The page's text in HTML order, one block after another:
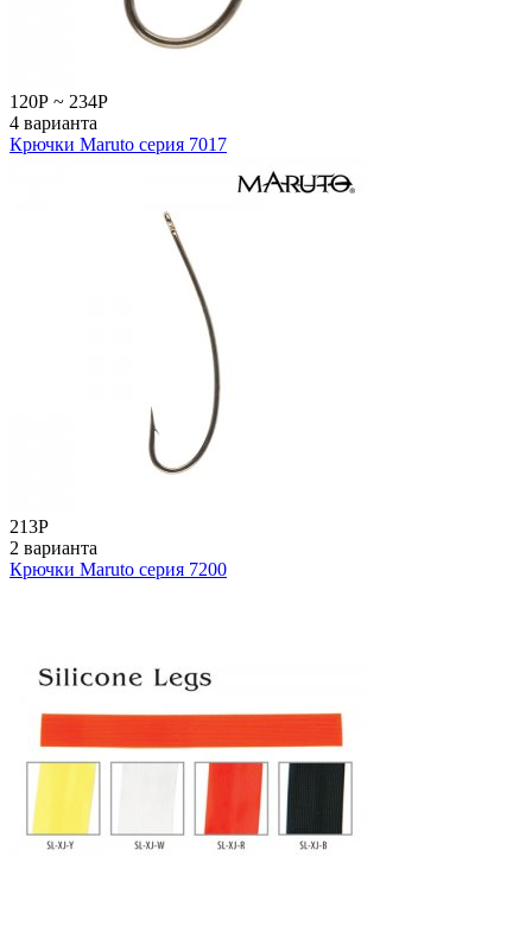
120Р ~ 234Р
4 варианта
Крючки Maruto серия 7017
213Р
2 варианта
Крючки Maruto серия 7200